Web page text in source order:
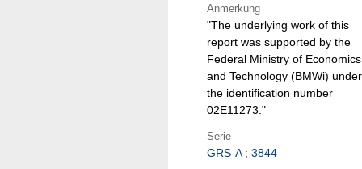
Anmerkung
"The underlying work of this
report was supported by the
Federal Ministry of Economics
and Technology (BMWi) under
the identification number
02E11273."
Serie
GRS-A ; 3844